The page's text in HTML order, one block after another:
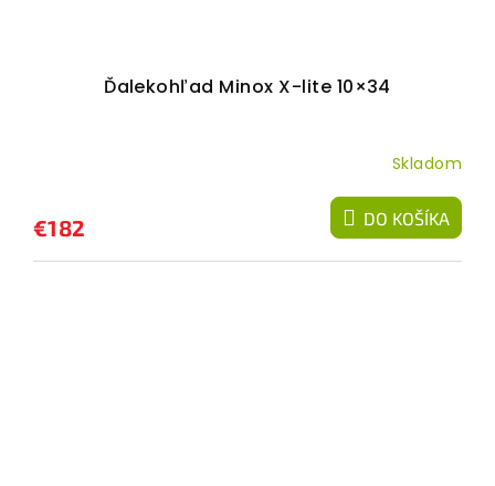
Ďalekohľad Minox X-lite 10×34
Skladom
€182 DO KOŠÍKA